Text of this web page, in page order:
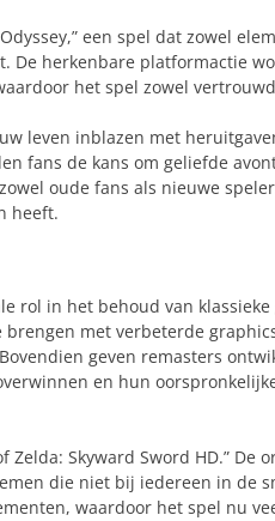
een spel dat zowel
De herkenbare platformactie
het spel zowel
leven inblazen met
fans de kans om geliefde
oude fans als nieuwe
heeft.
rol in het behoud van klassieke
met verbeterde
geven remasters
en hun
Zelda: Skyward Sword HD.” De
die niet bij iedereen in de
waardoor het spel nu